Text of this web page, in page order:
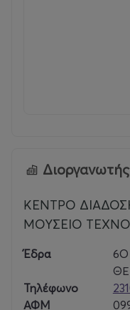
Διοργανωτής
ΚΕΝΤΡΟ
ΜΟΥΣΕΙΟ
Έδρα
Τηλέφωνο
ΑΦΜ